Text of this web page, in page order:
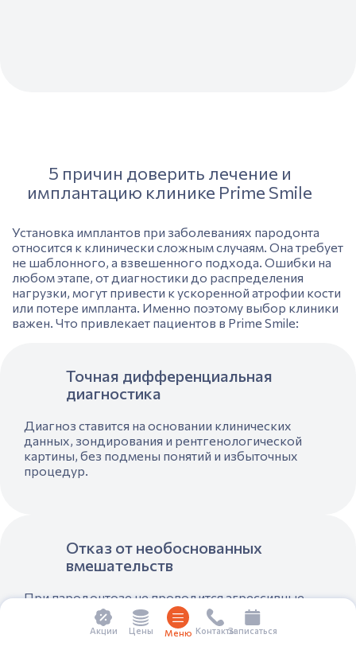
Акции Цены Меню КонтактыЗаписаться
5 причин доверить лечение и
имплантацию клинике Prime Smile
Установка имплантов при заболеваниях пародонта
относится к клинически сложным случаям. Она требует
не шаблонного, а взвешенного подхода. Ошибки на
любом этапе, от диагностики до распределения
нагрузки, могут привести к ускоренной атрофии кости
или потере импланта. Именно поэтому выбор клиники
важен. Что привлекает пациентов в Prime Smile:
Точная дифференциальная
диагностика
Диагноз ставится на основании клинических
данных, зондирования и рентгенологической
картины, без подмены понятий и избыточных
процедур.
Отказ от необоснованных
вмешательств
При пародонтозе не проводится агрессивные
манипуляции с мягкими тканями, а также открытый
или лоскутные операции.. Лечение